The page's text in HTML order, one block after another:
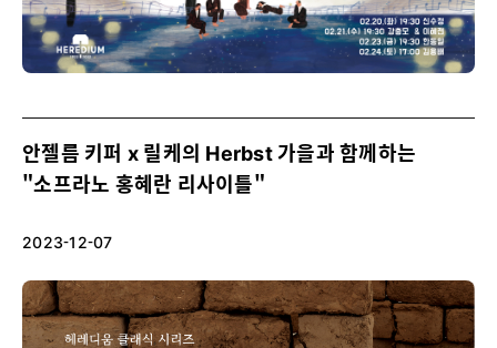
안젤름 키퍼 x 릴케의 Herbst 가을과 함께하는
"소프라노 홍혜란 리사이틀"
2023-12-07